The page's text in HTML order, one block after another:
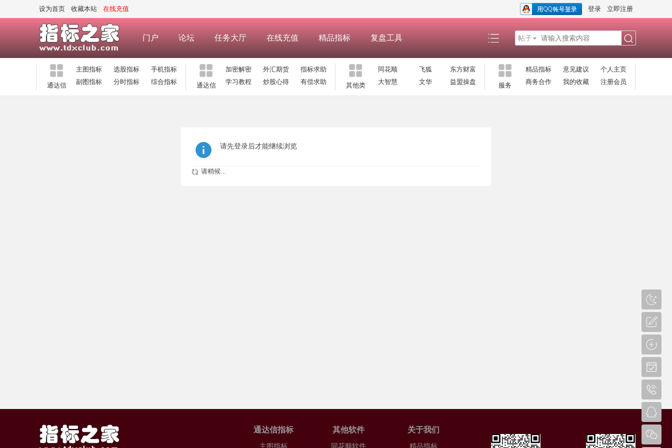
设为首页 收藏本站 在线充值 登录 立即注册
门户 论坛 任务大厅 在线充值 精品指标 复盘工具 帖子
通达信
主图指标 选股指标
手机指标
副图指标
分时指标 综合指标 通达信
加密解密 外汇期货
指标求助
学习教程
炒股心得 有偿求助 其他类
同花顺 飞狐
东方财富
大智慧
文华 益盟操盘 服务
精品指标 意见建议
个人主页
商务合作
我的收藏 注册会员
请先登录后才能继续浏览
请稍候...
通达信指标
主图指标
其他软件
同花顺软件
关于我们
精品指标